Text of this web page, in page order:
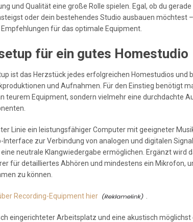
und Qualität eine große Rolle spielen. Egal, ob du gerade
oder dein bestehendes Studio ausbauen möchtest
für das optimale Equipment.
für ein gutes Homestudio
ist das Herzstück jedes erfolgreichen Homestudios und
und Aufnahmen. Für den Einstieg benötigt
teurem Equipment, sondern vielmehr eine durchdachte
Linie ein leistungsfähiger Computer mit geeigneter
Interface zur Verbindung von analogen und digitalen
neutrale Klangwiedergabe ermöglichen. Ergänzt wird
für detailliertes Abhören und mindestens ein Mikrofon,
zu können.
Recording-Equipment hier
eingerichteter Arbeitsplatz und eine akustisch